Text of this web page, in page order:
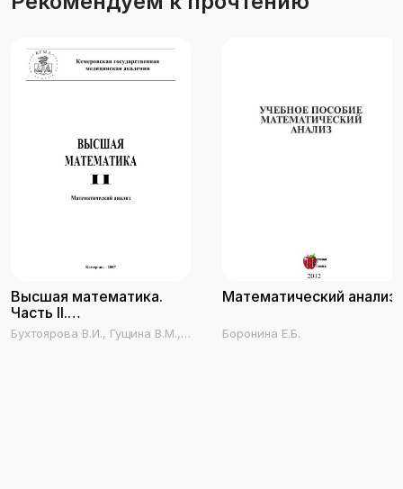
Высшая математика.
Часть II.
Математический анализ
Бухтоярова В.И., Гущина В.М.,
Математический анализ
Боронина Е.Б.